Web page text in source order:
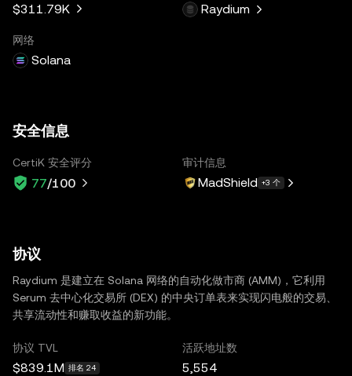
$311.79K Raydium
网络
Solana
安全信息
CertiK 安全评分
77/100
审计信息
MadShield +3 个
协议
Raydium 是建立在 Solana 网络的自动化做市商 (AMM)，它利用
Serum 去中心化交易所 (DEX) 的中央订单表来实现闪电般的交易、
共享流动性和赚取收益的新功能。
协议 TVL
$839.1M 排名 24
活跃地址数
5,554